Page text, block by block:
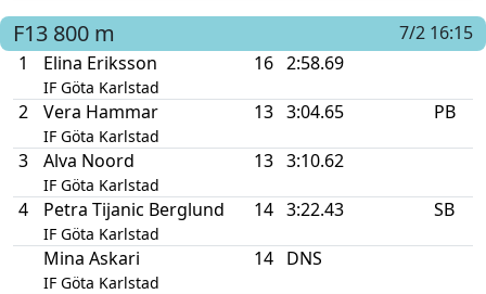
F13 800 m
7/2 16:15
1
Elina Eriksson
IF Göta Karlstad
16 2:58.69
2 Vera Hammar
IF Göta Karlstad
13 3:04.65 PB
3 Alva Noord
IF Göta Karlstad
13 3:10.62
4 Petra Tijanic Berglund
IF Göta Karlstad
14 3:22.43 SB
Mina Askari
IF Göta Karlstad
14 DNS